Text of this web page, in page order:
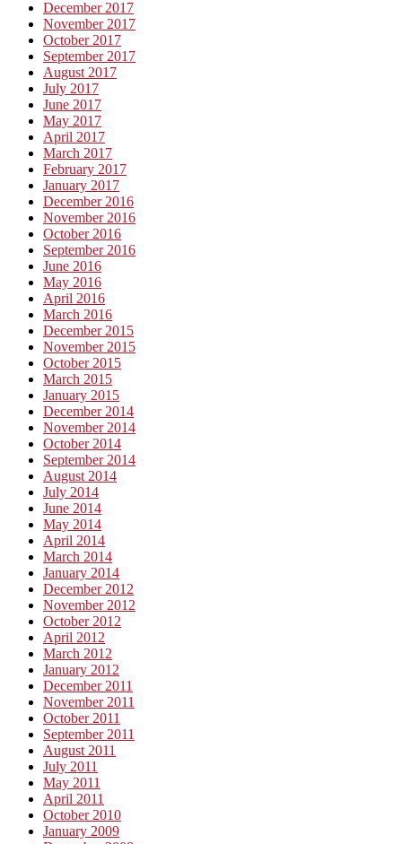
December 2017
November 2017
October 2017
September 2017
August 2017
July 2017
June 2017
May 2017
April 2017
March 2017
February 2017
January 2017
December 2016
November 2016
October 2016
September 2016
June 2016
May 2016
April 2016
March 2016
December 2015
November 2015
October 2015
March 2015
January 2015
December 2014
November 2014
October 2014
September 2014
August 2014
July 2014
June 2014
May 2014
April 2014
March 2014
January 2014
December 2012
November 2012
October 2012
April 2012
March 2012
January 2012
December 2011
November 2011
October 2011
September 2011
August 2011
July 2011
May 2011
April 2011
October 2010
January 2009